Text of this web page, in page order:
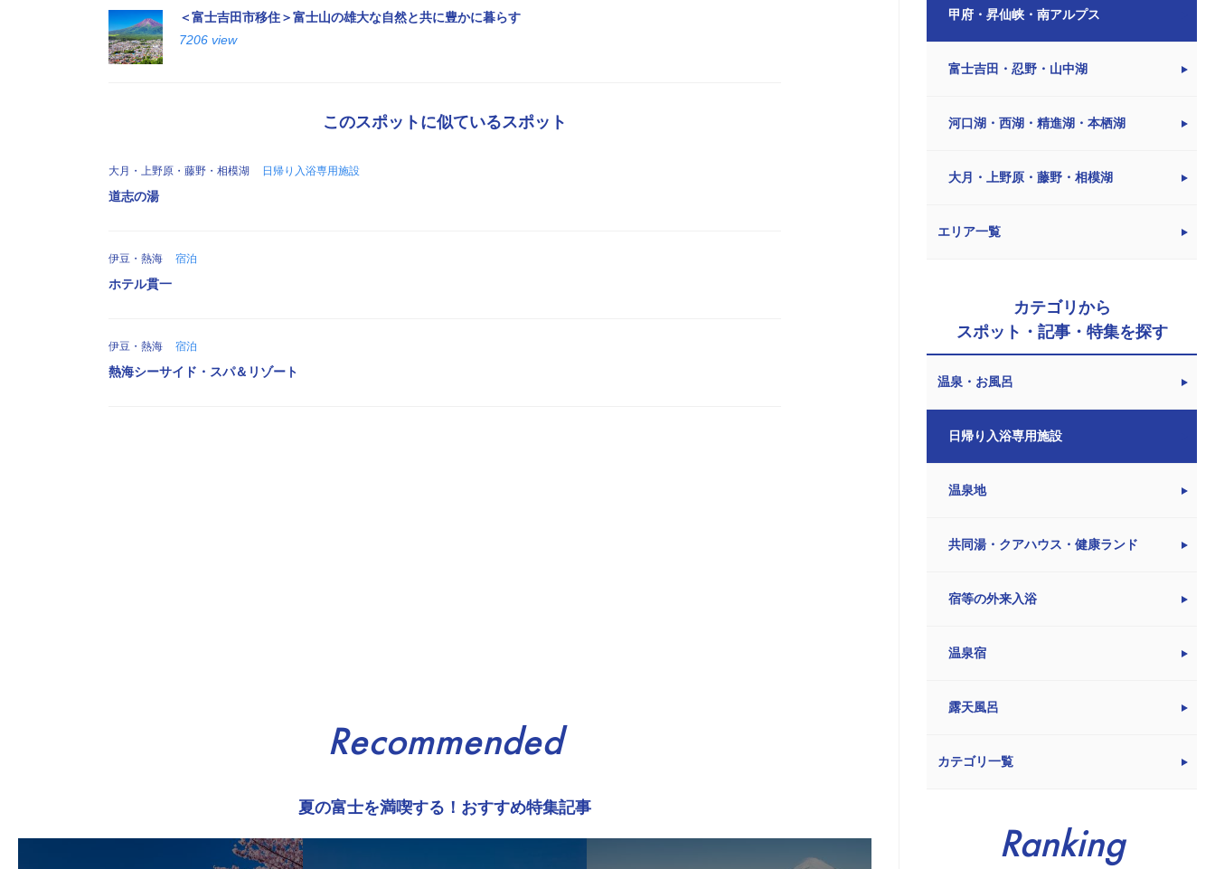
＜富士吉田市移住＞富士山の雄大な自然と共に豊かに暮らす
7206 view
このスポットに似ているスポット
大月・上野原・藤野・相模湖 日帰り入浴専用施設
道志の湯
伊豆・熱海 宿泊
ホテル貫一
伊豆・熱海 宿泊
熱海シーサイド・スパ＆リゾート
Recommended
夏の富士を満喫する！おすすめ特集記事
甲府・昇仙峡・南アルプス
富士吉田・忍野・山中湖
河口湖・西湖・精進湖・本栖湖
大月・上野原・藤野・相模湖
エリア一覧
カテゴリから
スポット・記事・特集を探す
温泉・お風呂
日帰り入浴専用施設
温泉地
共同湯・クアハウス・健康ランド
宿等の外来入浴
温泉宿
露天風呂
カテゴリ一覧
Ranking